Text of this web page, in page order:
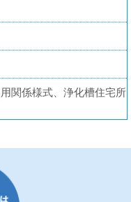
関係様式、浄化槽住宅所